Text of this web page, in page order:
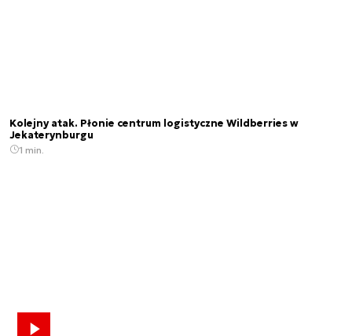
Kolejny atak. Płonie centrum logistyczne Wildberries w
Jekaterynburgu
1 min.